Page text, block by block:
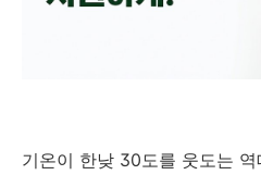
기온이 한낮 30도를 웃도는